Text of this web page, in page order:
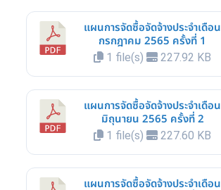
แผนการจัดซื้อจัดจ้างประจำเดือน
กรกฎาคม 2565 ครั้งที่ 1
1 file(s) 227.92 KB
แผนการจัดซื้อจัดจ้างประจำเดือน
มิถุนายน 2565 ครั้งที่ 2
1 file(s) 227.60 KB
แผนการจัดซื้อจัดจ้างประจำเดือน